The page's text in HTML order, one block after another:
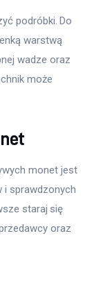
podróbki. Do
warstwą
wadze oraz
może
monet jest
i sprawdzonych
staraj się
oraz